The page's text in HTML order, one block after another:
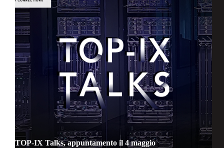
TOP-IX Talks, appuntamento il 4 maggio